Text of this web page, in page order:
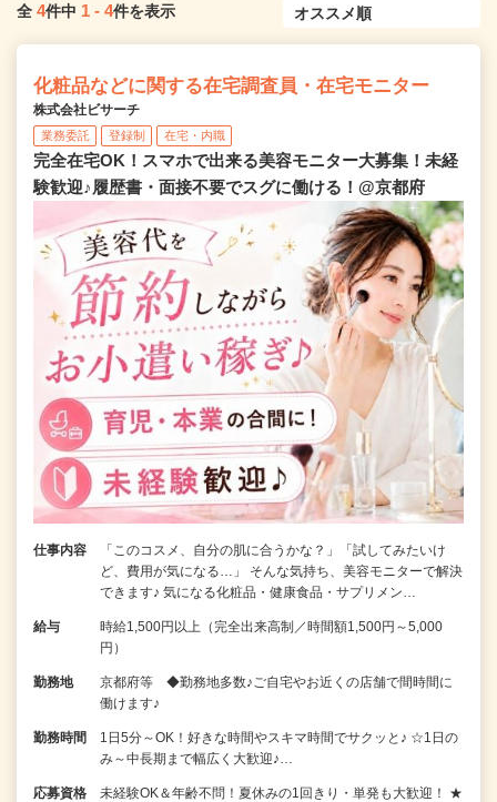
全 4件中 1 - 4件を表示
化粧品などに関する在宅調査員・在宅モニター
株式会社ビサーチ
業務委託 登録制 在宅・内職
完全在宅OK！スマホで出来る美容モニター大募集！未経
験歓迎♪履歴書・面接不要でスグに働ける！@京都府
仕事内容
「このコスメ、自分の肌に合うかな？」「試してみたいけ
ど、費用が気になる…」 そんな気持ち、美容モニターで解決
できます♪ 気になる化粧品・健康食品・サプリメン…
給与
時給1,500円以上（完全出来高制／時間額1,500円～5,000
円）
勤務地
京都府等 ◆勤務地多数♪ご自宅やお近くの店舗で間時間に
働けます♪
勤務時間
1日5分～OK！好きな時間やスキマ時間でサクッと♪ ☆1日の
み～中長期まで幅広く大歓迎♪…
応募資格
未経験OK＆年齢不問！夏休みの1回きり・単発も大歓迎！ ★